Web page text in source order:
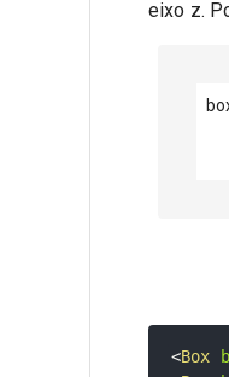
eixo z.
<Box